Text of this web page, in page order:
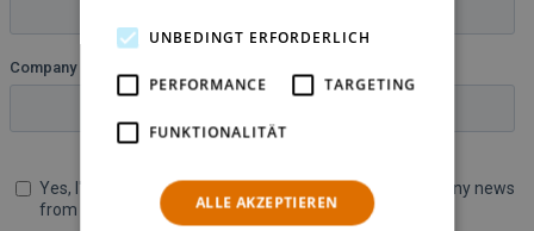
UNBEDINGT ERFORDERLICH
PERFORMANCE TARGETING
FUNKTIONALITÄT
ALLE AKZEPTIEREN